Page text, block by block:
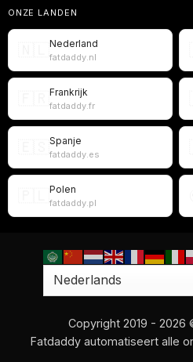
ONZE LANDEN
Nederland
fatdaddy.nl
Frankrijk
fatdaddy.fr
Spanje
fatdaddy.es
Polen
fatdaddy.pl
Copyright 2019 - 2026
Fatdaddy automatiseert alle